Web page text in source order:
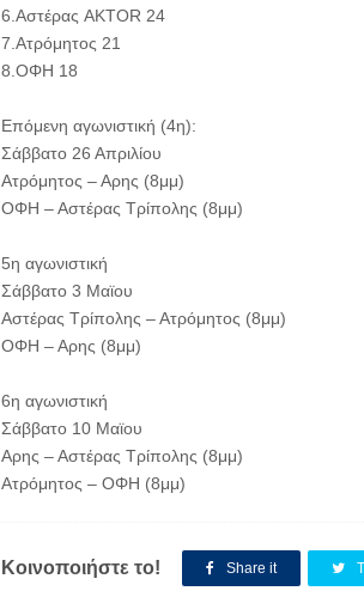
6.Αστέρας AKTOR 24
7.Ατρόμητος 21
8.ΟΦΗ 18
Επόμενη αγωνιστική (4η):
Σάββατο 26 Απριλίου
Ατρόμητος – Αρης (8μμ)
ΟΦΗ – Αστέρας Τρίπολης (8μμ)
5η αγωνιστική
Σάββατο 3 Μαϊου
Αστέρας Τρίπολης – Ατρόμητος (8μμ)
ΟΦΗ – Αρης (8μμ)
6η αγωνιστική
Σάββατο 10 Μαϊου
Αρης – Αστέρας Τρίπολης (8μμ)
Ατρόμητος – ΟΦΗ (8μμ)
Κοινοποιήστε το! Share it